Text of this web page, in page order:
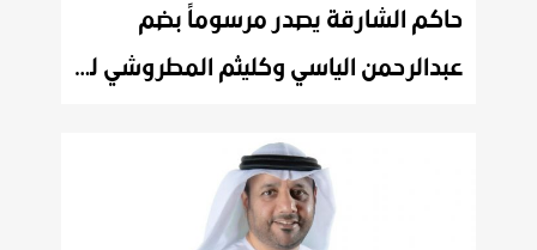
حاكم الشارقة يصدر مرسوماً بضم
عبدالرحمن الياسي وكليثم المطروشي لمجلس الشارقة الرياضي